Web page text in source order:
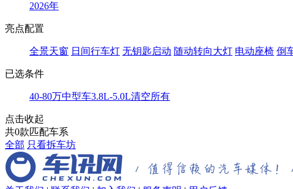
2026年
亮点配置
全景天窗 日间行车灯 无钥匙启动 随动转向大灯 电动座椅 倒
已选条件
40-80万中型车3.8L-5.0L清空所有
点击收起
共0款匹配车系
全部 只看拆车坊